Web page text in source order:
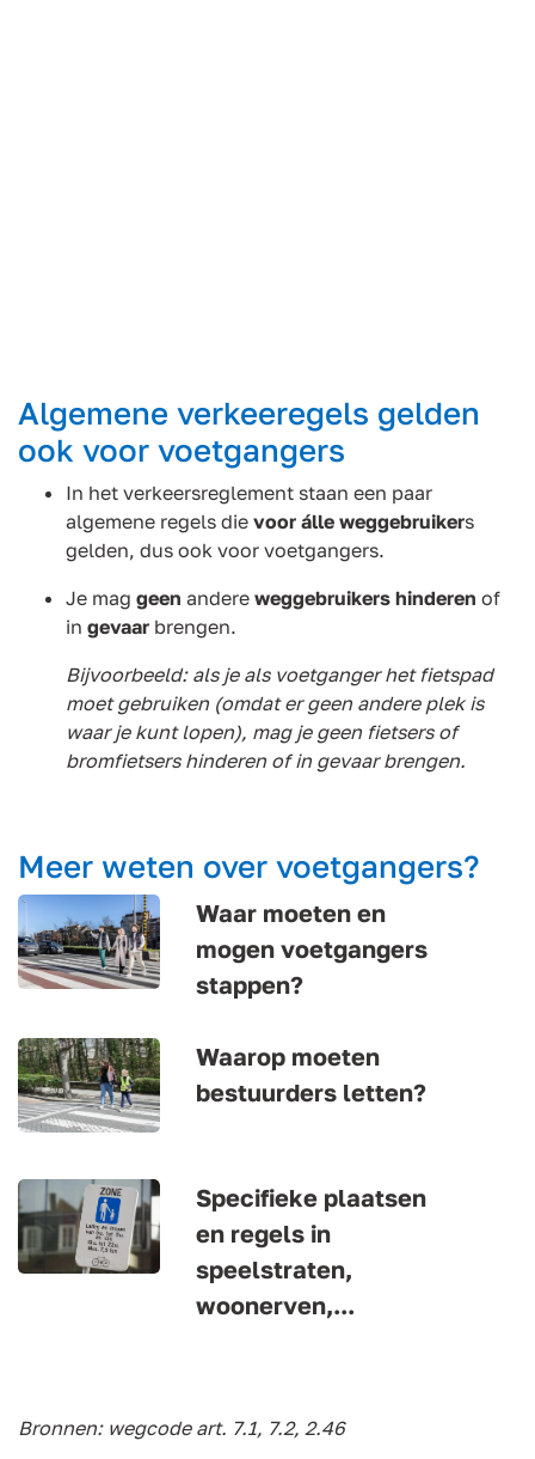
Algemene verkeeregels gelden
ook voor voetgangers
In het verkeersreglement staan een paar
algemene regels die voor álle weggebruikers
gelden, dus ook voor voetgangers.
Je mag geen andere weggebruikers hinderen of
in gevaar brengen.
Bijvoorbeeld: als je als voetganger het fietspad
moet gebruiken (omdat er geen andere plek is
waar je kunt lopen), mag je geen fietsers of
bromfietsers hinderen of in gevaar brengen.
Meer weten over voetgangers?
Waar moeten en
mogen voetgangers
stappen?
Waarop moeten
bestuurders letten?
Specifieke plaatsen
en regels in
speelstraten,
woonerven,...
Bronnen: wegcode art. 7.1, 7.2, 2.46